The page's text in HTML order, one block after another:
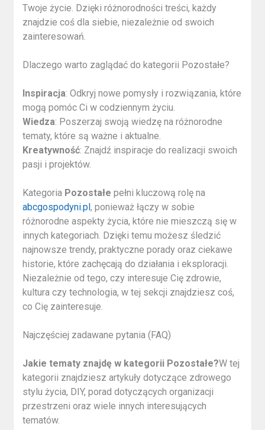
Twoje życie. Dzięki różnorodności treści, każdy
znajdzie coś dla siebie, niezależnie od swoich
zainteresowań.
Dlaczego warto zaglądać do kategorii Pozostałe?
Inspiracja: Odkryj nowe pomysły i rozwiązania, które
mogą pomóc Ci w codziennym życiu.
Wiedza: Poszerzaj swoją wiedzę na różnorodne
tematy, które są ważne i aktualne.
Kreatywność: Znajdź inspiracje do realizacji swoich
pasji i projektów.
Kategoria Pozostałe pełni kluczową rolę na
abcgospodyni.pl, ponieważ łączy w sobie
różnorodne aspekty życia, które nie mieszczą się w
innych kategoriach. Dzięki temu możesz śledzić
najnowsze trendy, praktyczne porady oraz ciekawe
historie, które zachęcają do działania i eksploracji.
Niezależnie od tego, czy interesuje Cię zdrowie,
kultura czy technologia, w tej sekcji znajdziesz coś,
co Cię zainteresuje.
Najczęściej zadawane pytania (FAQ)
Jakie tematy znajdę w kategorii Pozostałe?W tej
kategorii znajdziesz artykuły dotyczące zdrowego
stylu życia, DIY, porad dotyczących organizacji
przestrzeni oraz wiele innych interesujących
tematów.